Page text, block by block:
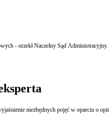
- orzekł Naczelny Sąd